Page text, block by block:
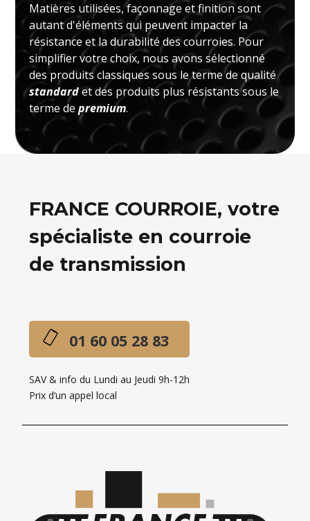
Matières utilisées, façonnage et finition sont
autant d'éléments qui peuvent impacter la
résistance et la durabilité des courroies. Pour
simplifier votre choix, nous avons sélectionné
des produits classiques sous le terme de qualité
standardet des produits plus résistants sous le
terme depremium.
FRANCE COURROIE, votre
spécialiste en courroie
de transmission
01 60 05 28 83
SAV & info du Lundi au Jeudi 9h-12h
Prix d’un appel local